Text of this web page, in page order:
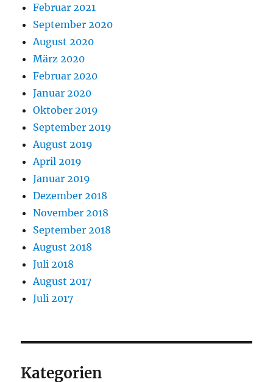
Februar 2021
September 2020
August 2020
März 2020
Februar 2020
Januar 2020
Oktober 2019
September 2019
August 2019
April 2019
Januar 2019
Dezember 2018
November 2018
September 2018
August 2018
Juli 2018
August 2017
Juli 2017
Kategorien